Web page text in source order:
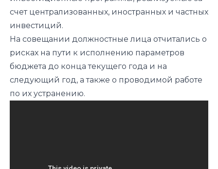
счет централизованных, иностранных и частных
инвестиций.
На совещании должностные лица отчитались о
рисках на пути к исполнению параметров
бюджета до конца текущего года и на
следующий год, а также о проводимой работе
по их устранению.